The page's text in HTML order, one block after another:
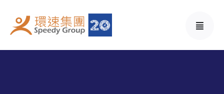
content